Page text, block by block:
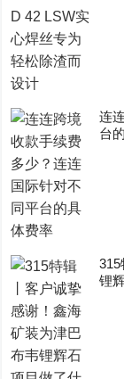
连
台
锂